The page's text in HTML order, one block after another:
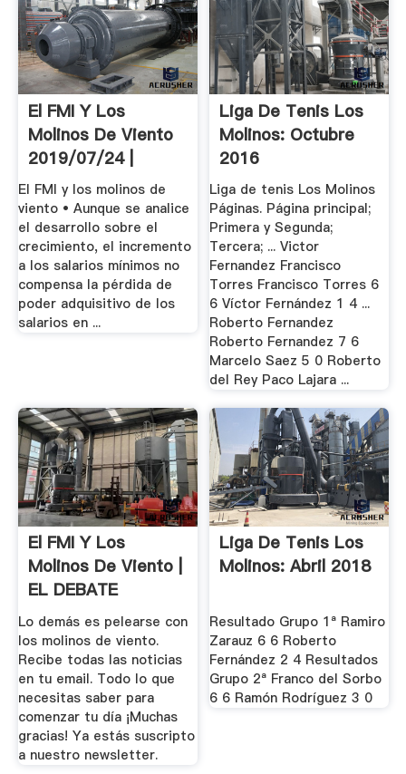
El FMI Y Los
Molinos De Viento
2019/07/24 |
Excélsior
El FMI y los molinos de
viento • Aunque se analice
el desarrollo sobre el
crecimiento, el incremento
a los salarios mínimos no
compensa la pérdida de
poder adquisitivo de los
salarios en ...
Liga De Tenis Los
Molinos: Octubre
2016
Liga de tenis Los Molinos
Páginas. Página principal;
Primera y Segunda;
Tercera; ... Victor
Fernandez Francisco
Torres Francisco Torres 6
6 Víctor Fernández 1 4 ...
Roberto Fernandez
Roberto Fernandez 7 6
Marcelo Saez 5 0 Roberto
del Rey Paco Lajara ...
El FMI Y Los
Molinos De Viento |
EL DEBATE
Lo demás es pelearse con
los molinos de viento.
Recibe todas las noticias
en tu email. Todo lo que
necesitas saber para
comenzar tu día ¡Muchas
gracias! Ya estás suscripto
a nuestro newsletter.
Liga De Tenis Los
Molinos: Abril 2018
Resultado Grupo 1ª Ramiro
Zarauz 6 6 Roberto
Fernández 2 4 Resultados
Grupo 2ª Franco del Sorbo
6 6 Ramón Rodríguez 3 0